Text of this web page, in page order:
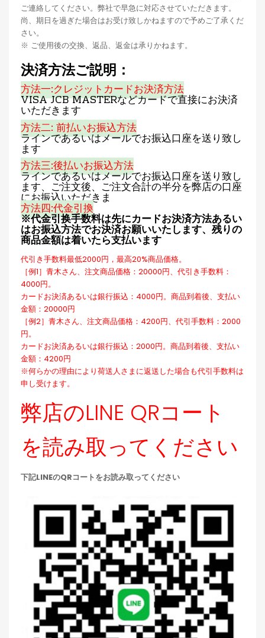
ご連絡してください。弊社で早急に対応させていただきます。
尚、期日を過ぎた場合はお受け致しかねますので予めご了承くだ
さい。
※ ご使用後の交換、返品、返金は承りかねます。
決済方法ご説明：
方法一:クレジットカードお決済方法
VISA JCB MASTERなどカードで直接にお決済
いただきます
方法二: 前払いお振込方法
ラインであるいはメールでお振込口座を送り致し
ます
方法三:後払いお振込方法
ラインであるいはメールでお振込口座を送り致し
ます、ご注文後、ご注文合計の半分を弊店の口座
にお振込いただきま
方法四:代金引換
※代金引换手数料は先にカードお決済方法あるい
はお振込方法でお決済お願いいたします、残りの
商品金額は着いたら支払います
代引き手数料最低2000円，最高20%商品価格。
［例1］青木さん、注文商品価格：20000円、代引き手数料：
4000円。
カードお決済あるいは銀行振込：4000円。商品到着後、支払い
金額：20000円
［例2］青木さん、注文商品価格：4200円、代引手数料：2000
円。
カードお決済あるいは銀行振込：2000円。商品到着後、支払い
金額：4200円
※何らかの理由により荷送人さまに返送した場合も代引手数料は
申し受けます。
弊店のLINE QRコート
を読み取ってください
下記LINEのQRコートをお読み取ってください